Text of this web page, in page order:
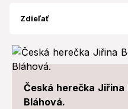
Zdieľať
Česká herečka
Bláhová.